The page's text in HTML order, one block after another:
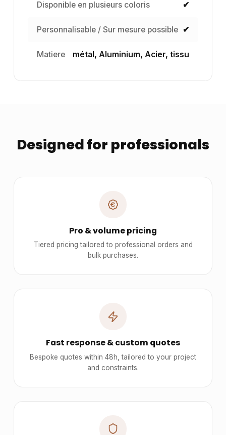
Disponible en plusieurs coloris ✔
Personnalisable / Sur mesure possible ✔
Matiere métal, Aluminium, Acier, tissu
Designed for professionals
Pro & volume pricing
Tiered pricing tailored to professional orders and
bulk purchases.
Fast response & custom quotes
Bespoke quotes within 48h, tailored to your project
and constraints.